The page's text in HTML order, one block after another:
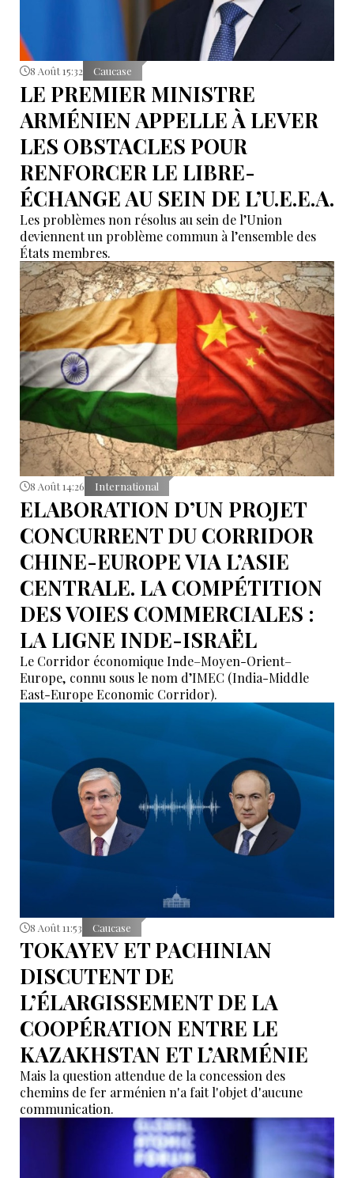
8 Août 15:32 Caucase
LE PREMIER MINISTRE
ARMÉNIEN APPELLE À LEVER
LES OBSTACLES POUR
RENFORCER LE LIBRE-
ÉCHANGE AU SEIN DE L’U.E.E.A.
Les problèmes non résolus au sein de l’Union
deviennent un problème commun à l’ensemble des
États membres.
8 Août 14:26 International
ELABORATION D’UN PROJET
CONCURRENT DU CORRIDOR
CHINE-EUROPE VIA L’ASIE
CENTRALE. LA COMPÉTITION
DES VOIES COMMERCIALES :
LA LIGNE INDE-ISRAËL
Le Corridor économique Inde–Moyen-Orient–
Europe, connu sous le nom d’IMEC (India-Middle
East-Europe Economic Corridor).
8 Août 11:53 Caucase
TOKAYEV ET PACHINIAN
DISCUTENT DE
L’ÉLARGISSEMENT DE LA
COOPÉRATION ENTRE LE
KAZAKHSTAN ET L’ARMÉNIE
Mais la question attendue de la concession des
chemins de fer arménien n'a fait l'objet d'aucune
communication.